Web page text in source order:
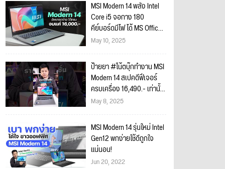
MSI Modern 14 พลัง Intel
Core i5 จอกาง 180
คีย์บอร์ดมีไฟ ได้ MS Office
แค่ 16,490
May 10, 2025
ป้ายยา #โน้ตบุ๊กทำงาน MSI
Modern 14 สเปคดีฟีเจอร์
ครบเครื่อง 16,490.- เท่านั้น!
#MSI #Modern14
May 8, 2025
MSI Modern 14 รุ่นใหม่ Intel
Gen12 พกง่ายใช้ดีถูกใจ
แน่นอน!
Jun 20, 2022